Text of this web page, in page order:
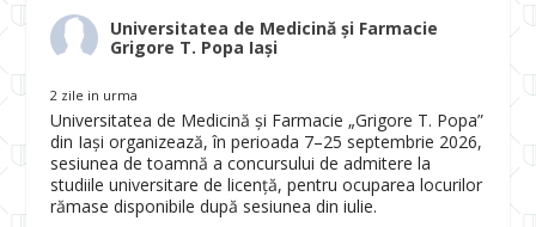
Universitatea de Medicină și Farmacie
Grigore T. Popa Iași
2 zile in urma
Universitatea de Medicină și Farmacie „Grigore T. Popa”
din Iași organizează, în perioada 7–25 septembrie 2026,
sesiunea de toamnă a concursului de admitere la
studiile universitare de licență, pentru ocuparea locurilor
rămase disponibile după sesiunea din iulie.